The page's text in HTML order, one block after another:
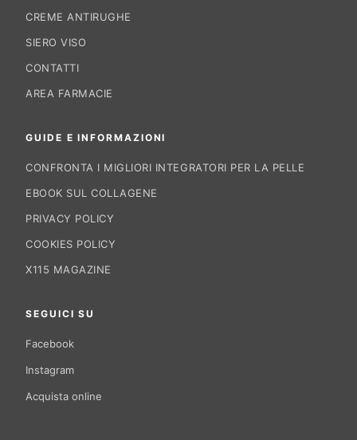
CREME ANTIRUGHE
SIERO VISO
CONTATTI
AREA FARMACIE
GUIDE E INFORMAZIONI
CONFRONTA I MIGLIORI INTEGRATORI PER LA PELLE
EBOOK SUL COLLAGENE
PRIVACY POLICY
COOKIES POLICY
X115 MAGAZINE
SEGUICI SU
Facebook
Instagram
Acquista online